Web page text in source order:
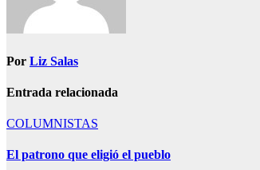
Por Liz Salas
Entrada relacionada
COLUMNISTAS
El patrono que eligió el pueblo